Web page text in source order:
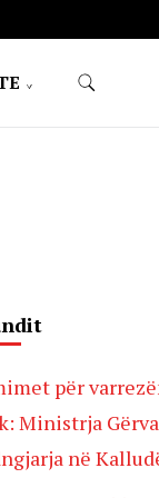
për
Ministrja
në